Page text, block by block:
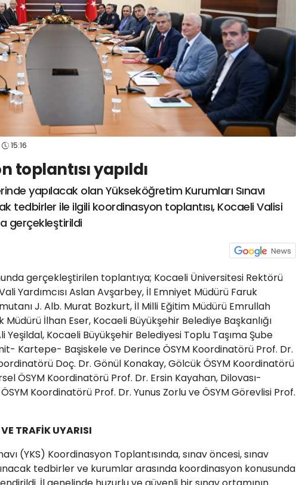
15:16
toplantısı yapıldı
yapılacak olan Yükseköğretim Kurumları Sınavı
tedbirler ile ilgili koordinasyon toplantısı, Kocaeli Valisi
gerçekleştirildi
gerçekleştirilen toplantıya; Kocaeli Üniversitesi Rektörü
Yardımcısı Aslan Avşarbey, İl Emniyet Müdürü Faruk
J. Alb. Murat Bozkurt, İl Milli Eğitim Müdürü Emrullah
Müdürü İlhan Eser, Kocaeli Büyükşehir Belediye Başkanlığı
Yeşildal, Kocaeli Büyükşehir Belediyesi Toplu Taşıma Şube
Kartepe- Başiskele ve Derince ÖSYM Koordinatörü Prof. Dr.
Doç. Dr. Gönül Konakay, Gölcük ÖSYM Koordinatörü
ÖSYM Koordinatörü Prof. Dr. Ersin Kayahan, Dilovası-
Koordinatörü Prof. Dr. Yunus Zorlu ve ÖSYM Görevlisi Prof.
TRAFİK UYARISI
(YKS) Koordinasyon Toplantısında, sınav öncesi, sınav
tedbirler ve kurumlar arasında koordinasyon konusunda